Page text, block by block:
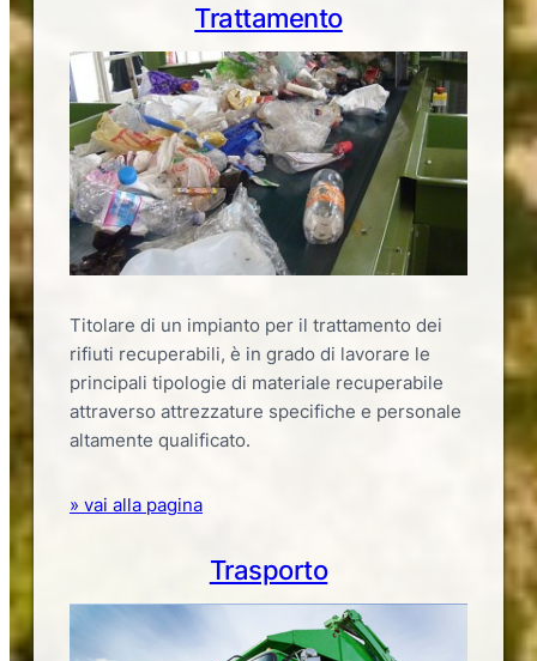
Trattamento
Titolare di un impianto per il trattamento dei
rifiuti recuperabili, è in grado di lavorare le
principali tipologie di materiale recuperabile
attraverso attrezzature specifiche e personale
altamente qualificato.
» vai alla pagina
Trasporto